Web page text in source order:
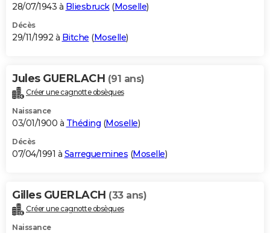
28/07/1943 à Bliesbruck(Moselle)
Décès
29/11/1992 à Bitche (Moselle)
Jules GUERLACH (91 ans)
Créer une cagnotte obsèques
Naissance
03/01/1900 à Théding (Moselle)
Décès
07/04/1991 à Sarreguemines (Moselle)
Gilles GUERLACH (33 ans)
Créer une cagnotte obsèques
Naissance